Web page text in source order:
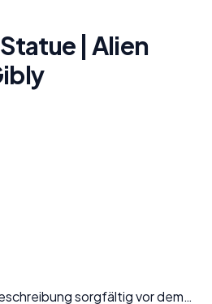
| Alien
sorgfältig vor dem